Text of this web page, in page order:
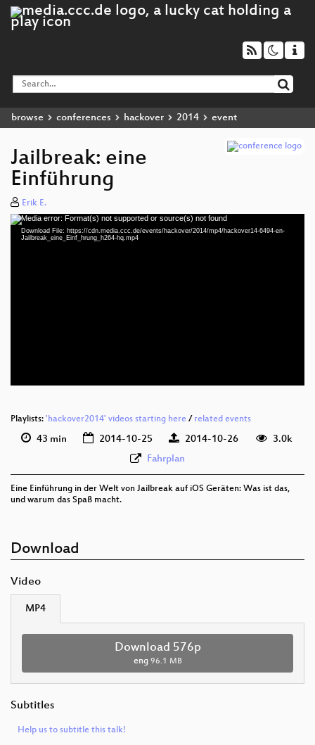
browse conferences hackover 2014 event
Jailbreak: eine
Einführung
Erik E.
Video
Player
Media error: Format(s) not supported or source(s) not found
Download File: https://cdn.media.ccc.de/events/hackover/2014/mp4/hackover14-6494-en-
Jailbreak_eine_Einf_hrung_h264-hq.mp4
Playlists: 'hackover2014' videos starting here / related events
43 min 2014-10-25 2014-10-26
3.0k
Fahrplan
Eine Einführung in der Welt von Jailbreak auf iOS Geräten: Was ist das,
und warum das Spaß macht.
Download
Video
MP4
Download 576p
eng 96.1 MB
Subtitles
Help us to subtitle this talk!